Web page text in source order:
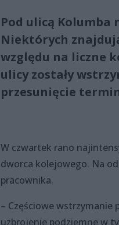
Pod ulicą Kolumba
Niektórych
względu na liczne
ulicy zostały
przesunięcie
W czwartek rano
dworca kolejowego. Na
pracownika.
– Częściowe wstrzymanie
uzbrojenie podziemne w